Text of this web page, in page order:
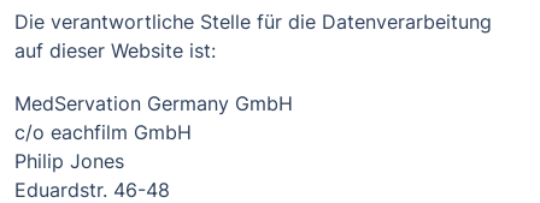
Die verantwortliche Stelle für die Datenverarbeitung
auf dieser Website ist:
MedServation Germany GmbH
c/o eachfilm GmbH
Philip Jones
Eduardstr. 46-48